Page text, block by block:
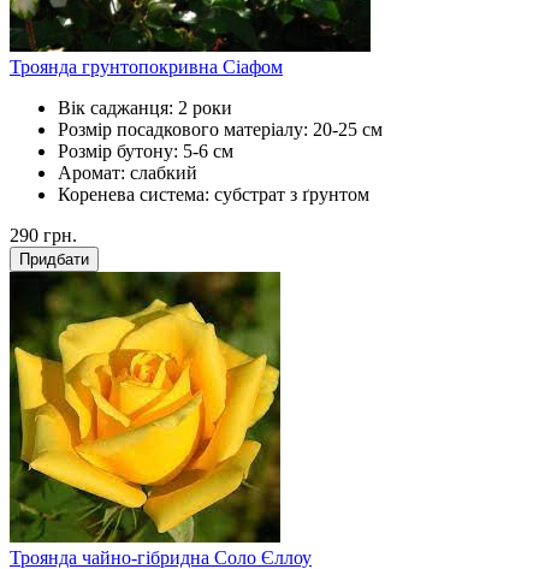
Троянда грунтопокривна Сіафом
Вік саджанця: 2 роки
Розмір посадкового матеріалу: 20-25 см
Розмір бутону: 5-6 см
Аромат: слабкий
Коренева система: субстрат з ґрунтом
290 грн.
Придбати
Троянда чайно-гібридна Соло Єллоу